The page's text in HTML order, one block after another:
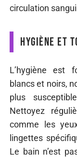
circulation
Hygiène et
L’hygiène est
blancs et noirs,
plus
Nettoyez
comme les
lingettes
Le bain n’est